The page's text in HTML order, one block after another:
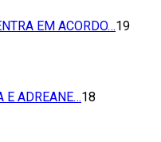
EM ACORDO…19
E ADREANE…18